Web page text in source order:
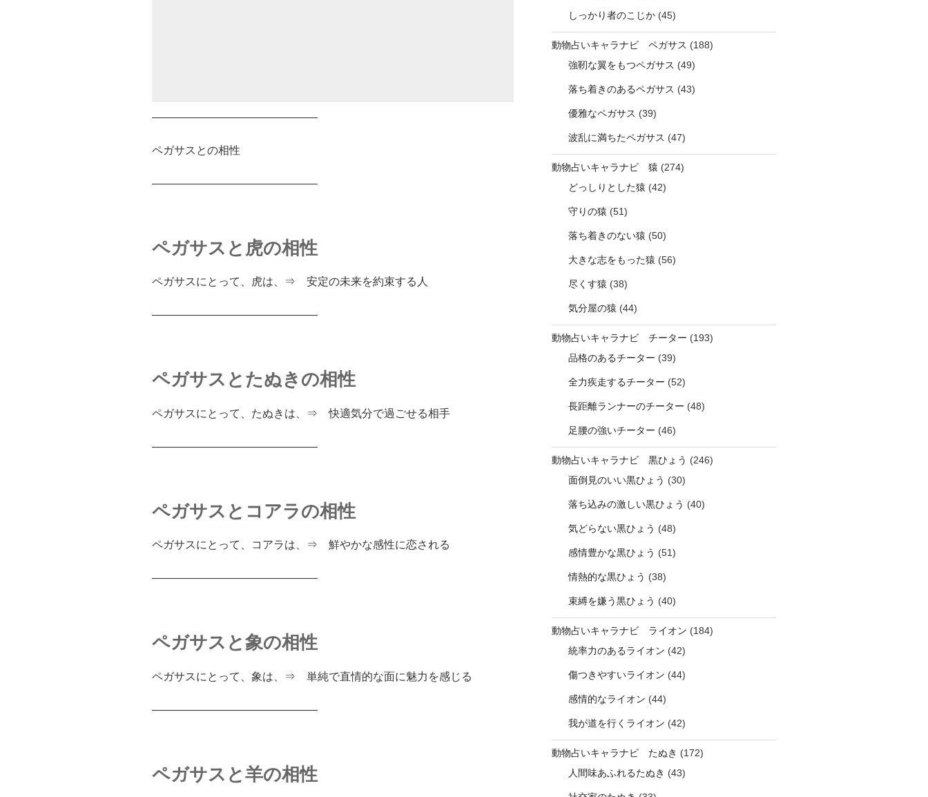
―――――――――――――――
ペガサスとの相性
―――――――――――――――
ペガサスと虎の相性
ペガサスにとって、虎は、⇒ 安定の未来を約束する人
―――――――――――――――
ペガサスとたぬきの相性
ペガサスにとって、たぬきは、⇒ 快適気分で過ごせる相手
―――――――――――――――
ペガサスとコアラの相性
ペガサスにとって、コアラは、⇒ 鮮やかな感性に恋される
―――――――――――――――
ペガサスと象の相性
ペガサスにとって、象は、⇒ 単純で直情的な面に魅力を感じる
―――――――――――――――
ペガサスと羊の相性
しっかり者のこじか(45)
動物占いキャラナビ ペガサス (188)
強靭な翼をもつペガサス (49)
落ち着きのあるペガサス (43)
優雅なペガサス (39)
波乱に満ちたペガサス (47)
動物占いキャラナビ 猿 (274)
どっしりとした猿 (42)
守りの猿 (51)
落ち着きのない猿 (50)
大きな志をもった猿 (56)
尽くす猿 (38)
気分屋の猿 (44)
動物占いキャラナビ チーター (193)
品格のあるチーター (39)
全力疾走するチーター (52)
長距離ランナーのチーター (48)
足腰の強いチーター (46)
動物占いキャラナビ 黒ひょう (246)
面倒見のいい黒ひょう (30)
落ち込みの激しい黒ひょう (40)
気どらない黒ひょう (48)
感情豊かな黒ひょう (51)
情熱的な黒ひょう (38)
束縛を嫌う黒ひょう (40)
動物占いキャラナビ ライオン (184)
統率力のあるライオン (42)
傷つきやすいライオン (44)
感情的なライオン (44)
我が道を行くライオン (42)
動物占いキャラナビ たぬき (172)
人間味あふれるたぬき (43)